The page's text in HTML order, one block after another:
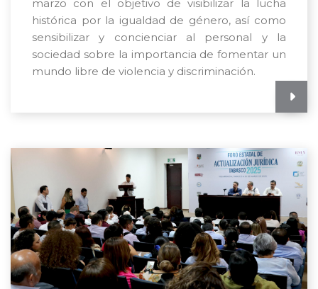
marzo con el objetivo de visibilizar la lucha
histórica por la igualdad de género, así como
sensibilizar y concienciar al personal y la
sociedad sobre la importancia de fomentar un
mundo libre de violencia y discriminación.